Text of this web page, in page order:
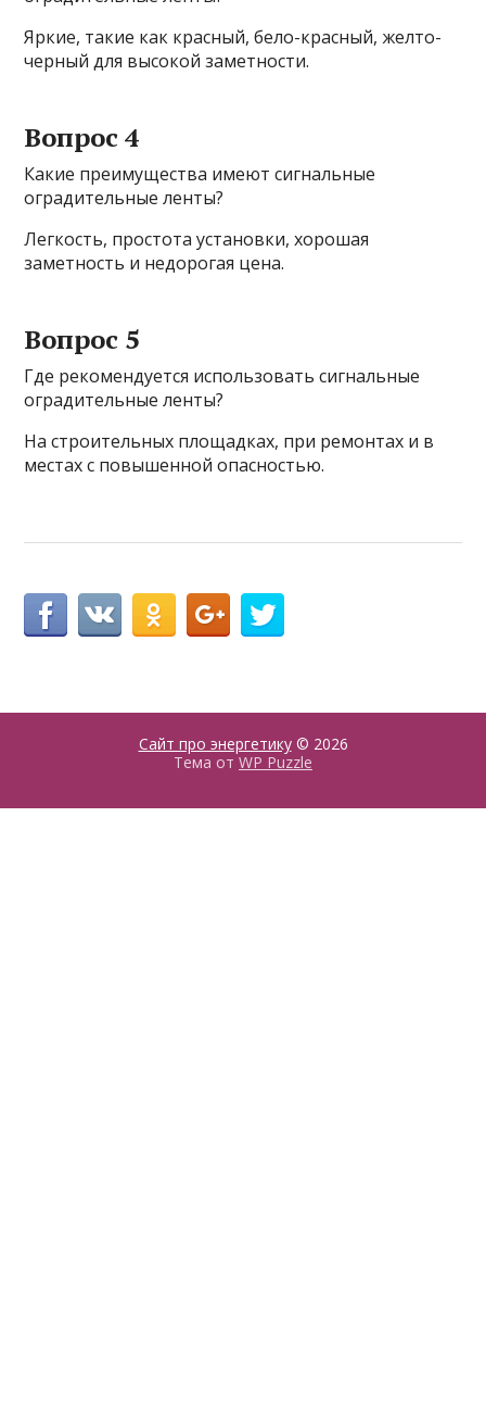
Яркие, такие как красный, бело-красный, желто-
черный для высокой заметности.
Вопрос 4
Какие преимущества имеют сигнальные
оградительные ленты?
Легкость, простота установки, хорошая
заметность и недорогая цена.
Вопрос 5
Где рекомендуется использовать сигнальные
оградительные ленты?
На строительных площадках, при ремонтах и в
местах с повышенной опасностью.
Сайт про энергетику© 2026
Тема от WP Puzzle